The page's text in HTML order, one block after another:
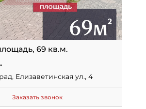
69 кв.м.
Елизаветинская ул., 4
Заказать звонок